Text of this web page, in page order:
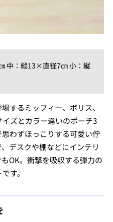
中：縦13×直径7㎝ 小：縦
するミッフィー、ボリス、
ズとカラー違いのポーチ3
わずほっこりする可愛い佇
デスクや棚などにインテリ
OK。衝撃を吸収する弾力の
す。